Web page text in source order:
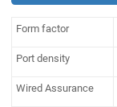
Form factor
Port density
Wired Assurance